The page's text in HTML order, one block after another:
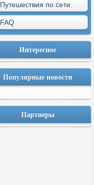
Путешествия по сети
FAQ
Интересное
Популярные новости
Партнеры